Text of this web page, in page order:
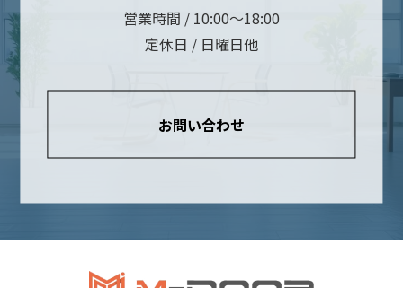
営業時間 / 10:00～18:00
定休日 / 日曜日他
お問い合わせ